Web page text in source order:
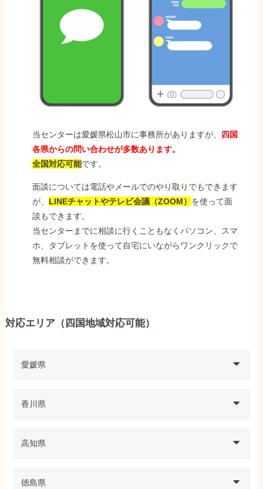
当センターは愛媛県松山市に事務所がありますが、 四国
各県からの問い合わせが多数あります。
全国対応可能です。
面談については電話やメールでのやり取りでもできます
が、 LINEチャットやテレビ会議（ZOOM） を使って面
談もできます。
当センターまでに相談に行くこともなくパソコン、スマ
ホ、タブレットを使って自宅にいながらワンクリックで
無料相談ができます。
対応エリア（四国地域対応可能）
愛媛県
香川県
高知県
徳島県